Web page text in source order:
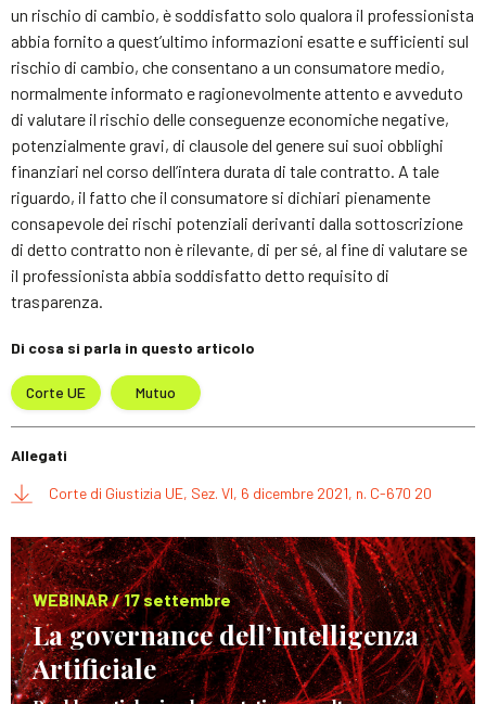
un rischio di cambio, è soddisfatto solo qualora il professionista
abbia fornito a quest’ultimo informazioni esatte e sufficienti sul
rischio di cambio, che consentano a un consumatore medio,
normalmente informato e ragionevolmente attento e avveduto
di valutare il rischio delle conseguenze economiche negative,
potenzialmente gravi, di clausole del genere sui suoi obblighi
finanziari nel corso dell’intera durata di tale contratto. A tale
riguardo, il fatto che il consumatore si dichiari pienamente
consapevole dei rischi potenziali derivanti dalla sottoscrizione
di detto contratto non è rilevante, di per sé, al fine di valutare se
il professionista abbia soddisfatto detto requisito di
trasparenza.
Di cosa si parla in questo articolo
Corte UE Mutuo
Allegati
Corte di Giustizia UE, Sez. VI, 6 dicembre 2021, n. C-670 20
WEBINAR / 17 settembre
La governance dell’Intelligenza
Artificiale